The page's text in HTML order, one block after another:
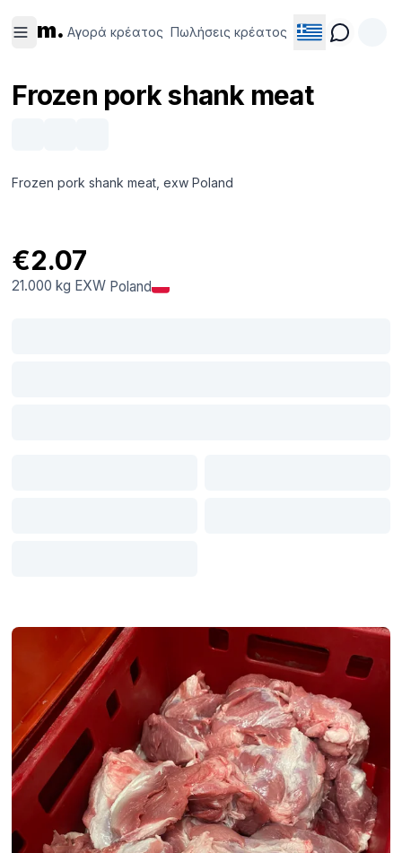
m. Αγορά κρέατος Πωλήσεις κρέατος
κρέατος κρέατος
Frozen pork shank meat
Frozen pork shank meat, exw Poland
€2.07
21.000 kg EXW Poland